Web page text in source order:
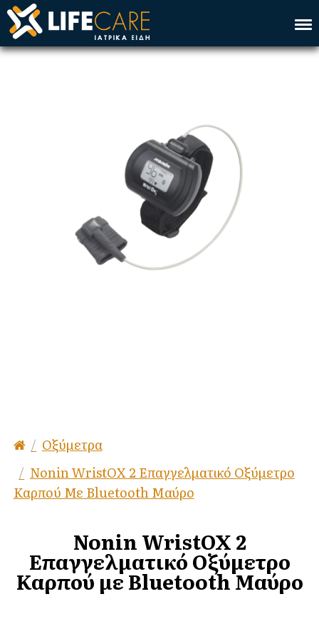
Προϊόντα
Επικοινωνία
Eng
Οξύμετρα
Nonin WristOX 2 Επαγγελματικό Οξύμετρο
Καρπού Με Bluetooth Μαύρο
Nonin WristOX 2
Επαγγελματικό Οξύμετρο
Καρπού με Bluetooth Μαύρο